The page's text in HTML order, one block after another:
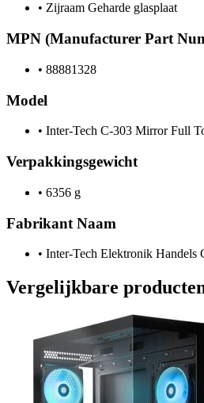
• Zijraam Geharde glasplaat
MPN (Manufacturer Part
• 88881328
Model
• Inter-Tech C-303 Mirror Full
Verpakkingsgewicht
• 6356 g
Fabrikant Naam
• Inter-Tech Elektronik Handels
Vergelijkbare